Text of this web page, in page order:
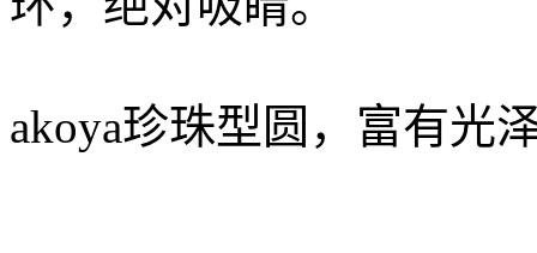
akoya珍珠型圆，富有光